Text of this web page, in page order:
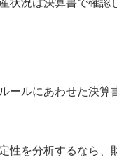
ールにあわせた決算
性を分析するなら、